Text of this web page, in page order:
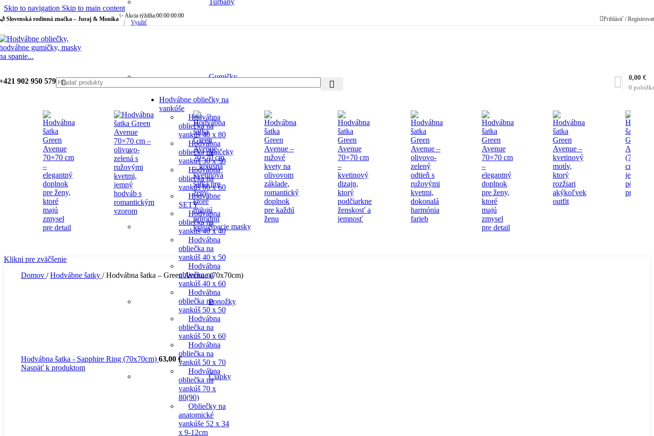
Skip to navigation Skip to main content
Slovenská rodinná značka – Juraj & Monika✨ Akcia týždňa:00:00:00:00
Využiť Prihlásiť /
Gumičky
Valčeky
Spacie masky
Ponožky
Čiapky
902 950 579
Hodvábne obliečky na
vankúše
Hodvábna
obliečka na
vankúš 40 x 80
Hodvábna
obliečka na
vankúš 30 x 50
Hodvábna
obliečka na
vankúš 60 x 60
Hodvábne
SETY
Hodvábna
obliečka na
vankúš 40 x 40
Hodvábna
obliečka na
vankúš 40 x 50
Hodvábna
obliečka na
vankúš 40 x 60
Hodvábna
obliečka na
vankúš 50 x 50
Hodvábna
obliečka na
vankúš 50 x 60
Hodvábna
obliečka na
vankúš 50 x 70
Hodvábna
obliečka na
vankúš 70 x
80(90)
Obliečky na
anatomické
vankúše 52 x 34
x 9-12cm
0
0,00 €
Klikni pre zväčšenie
Domov / Hodvábne šatky / Hodvábna šatka – Green Avenue (70x70cm)
Hodvábna šatka - Sapphire Ring (70x70cm) 63,00 €
Naspäť k produktom